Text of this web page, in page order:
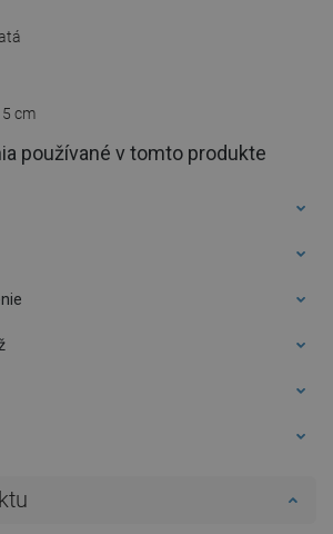
cm
používané v tomto produkte